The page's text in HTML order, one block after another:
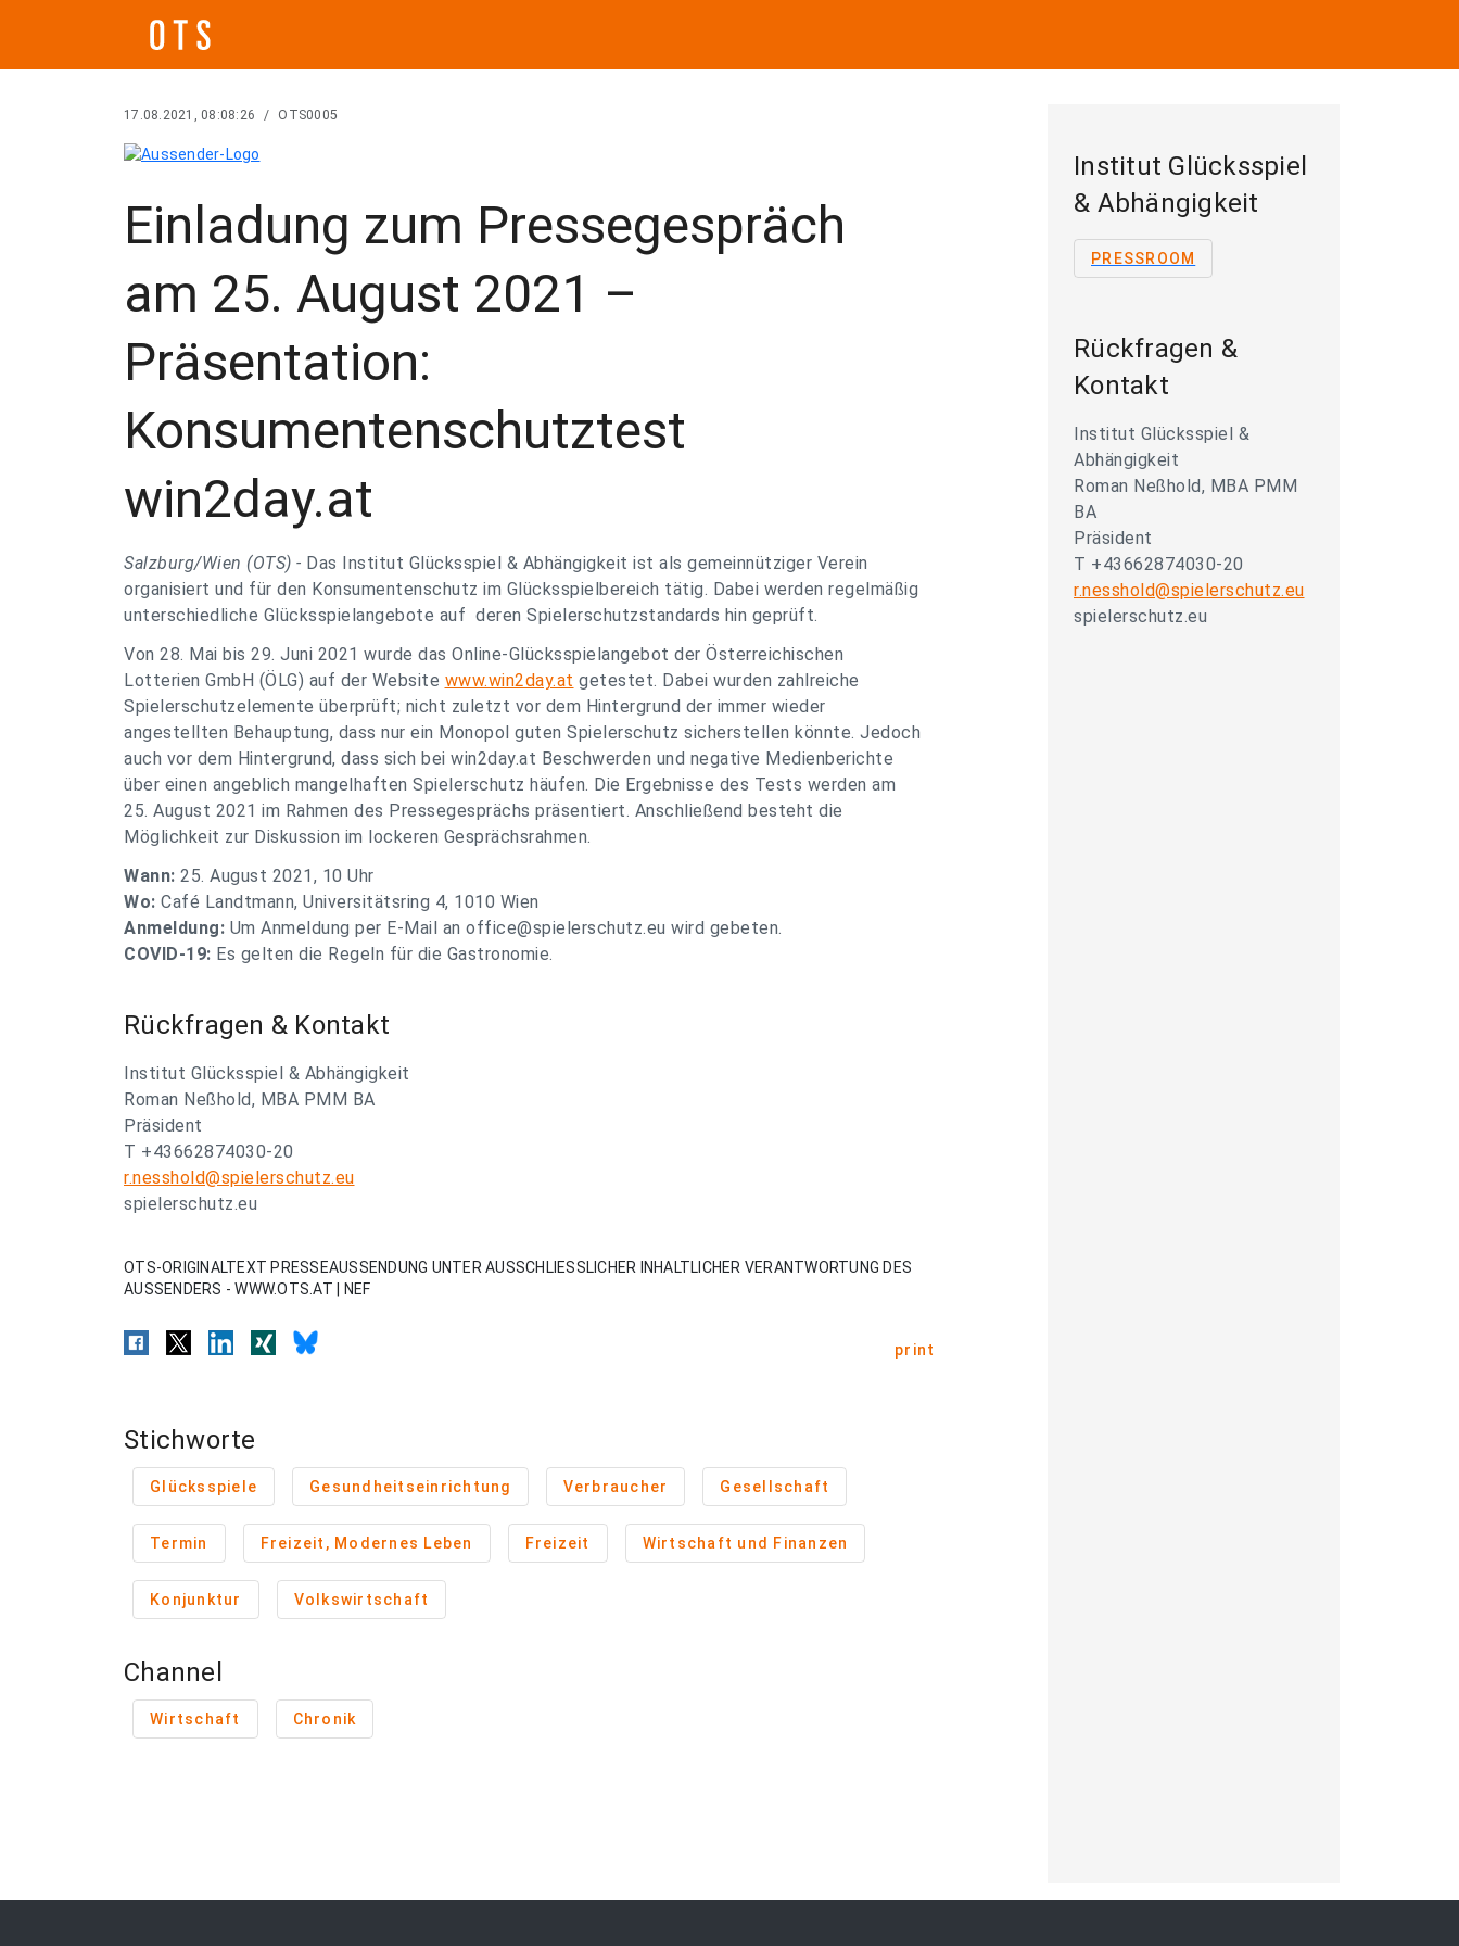
17.08.2021, 08:08:26 / OTS0005
Einladung zum Pressegespräch
am 25. August 2021 –
Präsentation:
Konsumentenschutztest
win2day.at
Salzburg/Wien (OTS) - Das Institut Glücksspiel & Abhängigkeit ist als gemeinnütziger Verein
organisiert und für den Konsumentenschutz im Glücksspielbereich tätig. Dabei werden regelmäßig
unterschiedliche Glücksspielangebote auf deren Spielerschutzstandards hin geprüft.
Von 28. Mai bis 29. Juni 2021 wurde das Online-Glücksspielangebot der Österreichischen
Lotterien GmbH (ÖLG) auf der Website www.win2day.at getestet. Dabei wurden zahlreiche
Spielerschutzelemente überprüft; nicht zuletzt vor dem Hintergrund der immer wieder
angestellten Behauptung, dass nur ein Monopol guten Spielerschutz sicherstellen könnte. Jedoch
auch vor dem Hintergrund, dass sich bei win2day.at Beschwerden und negative Medienberichte
über einen angeblich mangelhaften Spielerschutz häufen. Die Ergebnisse des Tests werden am
25. August 2021 im Rahmen des Pressegesprächs präsentiert. Anschließend besteht die
Möglichkeit zur Diskussion im lockeren Gesprächsrahmen.
Wann: 25. August 2021, 10 Uhr
Wo: Café Landtmann, Universitätsring 4, 1010 Wien
Anmeldung: Um Anmeldung per E-Mail an office@spielerschutz.eu wird gebeten.
COVID-19: Es gelten die Regeln für die Gastronomie.
Rückfragen & Kontakt
Institut Glücksspiel & Abhängigkeit
Roman Neßhold, MBA PMM BA
Präsident
T +43662874030-20
r.nesshold@spielerschutz.eu
spielerschutz.eu
OTS-ORIGINALTEXT PRESSEAUSSENDUNG UNTER AUSSCHLIESSLICHER INHALTLICHER VERANTWORTUNG DES
AUSSENDERS - WWW.OTS.AT | NEF
print
Stichworte
Glücksspiele Gesundheitseinrichtung Verbraucher Gesellschaft
Termin Freizeit, Modernes Leben Freizeit Wirtschaft und Finanzen
Konjunktur Volkswirtschaft
Channel
Wirtschaft Chronik
Institut Glücksspiel
& Abhängigkeit
PRESSROOM
Rückfragen &
Kontakt
Institut Glücksspiel &
Abhängigkeit
Roman Neßhold, MBA PMM
BA
Präsident
T +43662874030-20
r.nesshold@spielerschutz.eu
spielerschutz.eu